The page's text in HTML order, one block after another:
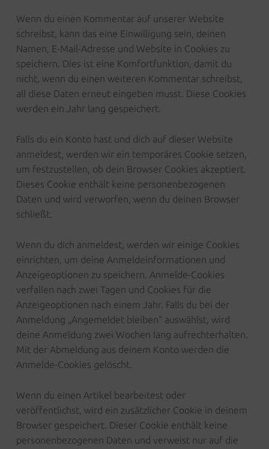
Wenn du einen Kommentar auf unserer Website
schreibst, kann das eine Einwilligung sein, deinen
Namen, E-Mail-Adresse und Website in Cookies zu
speichern. Dies ist eine Komfortfunktion, damit du
nicht, wenn du einen weiteren Kommentar schreibst,
all diese Daten erneut eingeben musst. Diese Cookies
werden ein Jahr lang gespeichert.
Falls du ein Konto hast und dich auf dieser Website
anmeldest, werden wir ein temporäres Cookie setzen,
um festzustellen, ob dein Browser Cookies akzeptiert.
Dieses Cookie enthält keine personenbezogenen
Daten und wird verworfen, wenn du deinen Browser
schließt.
Wenn du dich anmeldest, werden wir einige Cookies
einrichten, um deine Anmeldeinformationen und
Anzeigeoptionen zu speichern. Anmelde-Cookies
verfallen nach zwei Tagen und Cookies für die
Anzeigeoptionen nach einem Jahr. Falls du bei der
Anmeldung „Angemeldet bleiben“ auswählst, wird
deine Anmeldung zwei Wochen lang aufrechterhalten.
Mit der Abmeldung aus deinem Konto werden die
Anmelde-Cookies gelöscht.
Wenn du einen Artikel bearbeitest oder
veröffentlichst, wird ein zusätzlicher Cookie in deinem
Browser gespeichert. Dieser Cookie enthält keine
personenbezogenen Daten und verweist nur auf die